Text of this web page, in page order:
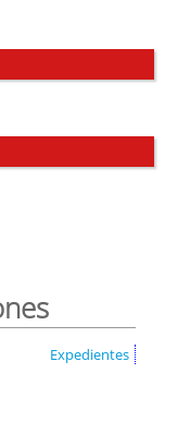
Expedientes